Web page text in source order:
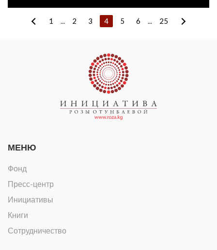
1 ... 2 3 4 5 6 ... 25
МЕНЮ
Фонд
Пресс-центр
Инициативы
Книги
Сотрудничество